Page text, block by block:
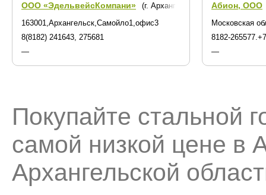
ООО «ЭдельвейсКомпани»
(г. Архангельск)
163001,Архангельск,Самойло1,офис3
8(8182) 241643, 275681
—
Абион, ООО
Московская
8182-
—
Покупайте стальной
самой низкой цене в
Архангельской